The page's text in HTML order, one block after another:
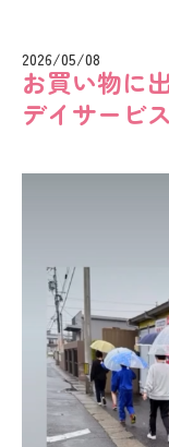
2026/05/08
お買い物に
デイサービ